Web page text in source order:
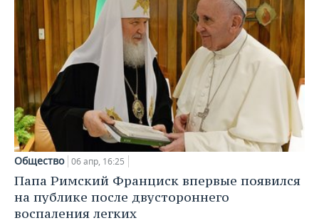
Общество 06 апр, 16:25
Папа Римский Франциск впервые появился
на публике после двустороннего
воспаления легких